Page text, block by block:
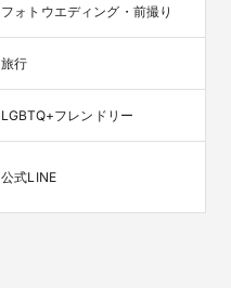
フォトウエディング・前撮り
旅行
LGBTQ+フレンドリー
公式LINE